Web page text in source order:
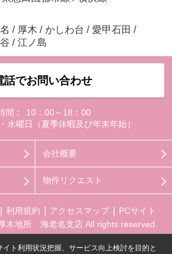
/ 厚木 / かしわ台 / 愛甲石田 /
/ 江ノ島
話でお問い合わせ
間：
10：00～18：00
水曜日（夏季休暇及び年末年始）
会社概要
物件リクエスト
利用規約 アクセスマップ
PCサイト
木地所 海老名支店 All rights reserved.
ト利用状況把握、サービス向上検討を目的と